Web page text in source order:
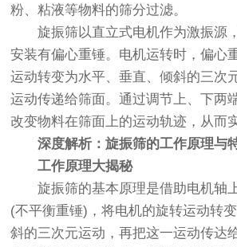
粉、粘液等物料的筛分过滤。
旋振筛以直立式电机作为激振源
安装有偏心重锤。电机运转时，偏心
运动转变为水平、垂直、倾斜的三次
运动传递给筛面。通过调节上、下两
改变物料在筛面上的运动轨迹，从而
深度解析：旋振筛的工作原理与
工作原理大揭秘
旋振筛的基本原理是借助电机轴
(不平衡重锤)，将电机的旋转运动转
斜的三次元运动，再把这一运动传达